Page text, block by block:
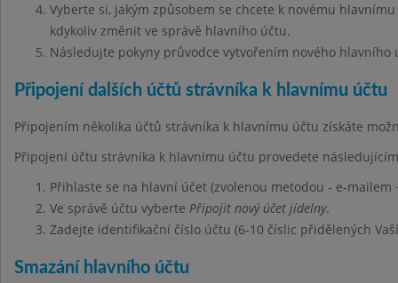
Vyberte si, jakým způsobem se chcete k novému
kdykoliv změnit ve správě hlavního účtu.
Následujte pokyny průvodce vytvořením nového hlavního
Připojení dalších účtů strávníka k hlavnímu účtu
Připojením několika účtů strávníka k hlavnímu účtu získáte
Připojení účtu strávníka k hlavnímu účtu provedete
Přihlaste se na hlavní účet (zvolenou metodou - e-mailem
Ve správě účtu vyberte Připojit nový účet jídelny.
Zadejte identifikační číslo účtu (6-10 číslic přidělených
Smazání hlavního účtu